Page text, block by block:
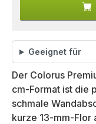
Geeignet für
Der Colorus
cm-Format ist die
schmale
kurze 13-mm-Flor